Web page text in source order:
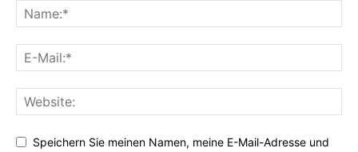
Speichern Sie meinen Namen, meine E-Mail-Adresse und